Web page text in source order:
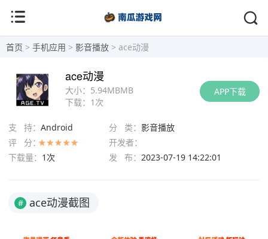
首页 > 手机应用 > 影音播放 > ace动漫
APP下载
大小： 5.94MBMB
下载： 1次
ace动漫
支 持： Android 分 类： 影音播放
评 分：
开发者：
下载量： 1次 发 布： 2023-07-19 14:22:01
# ace动漫截图